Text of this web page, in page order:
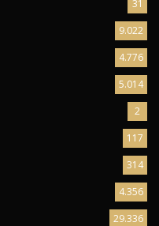
31
9.022
4.776
5.014
2
117
314
4.356
29.336